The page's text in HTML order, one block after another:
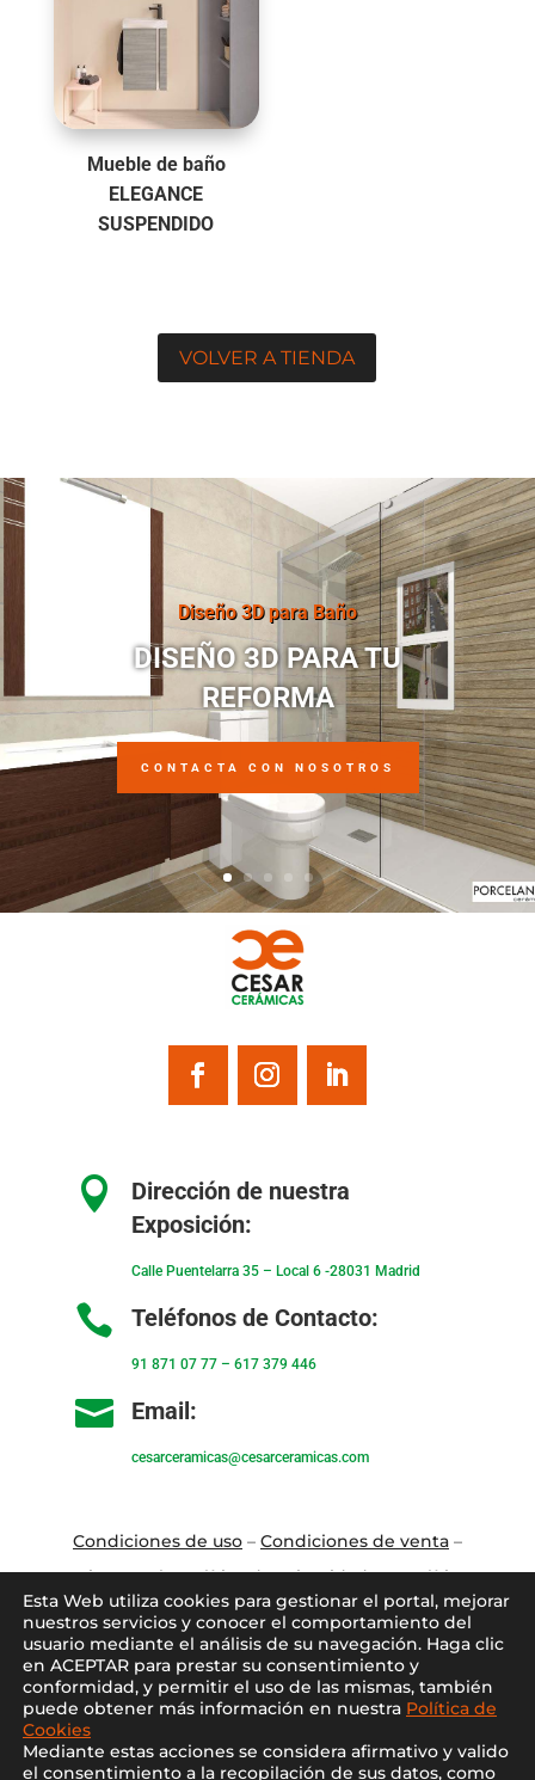
Mueble de baño
ELEGANCE
SUSPENDIDO
VOLVER A TIENDA
Diseño 3D para Baño
DISEÑO 3D PARA TU
REFORMA
CONTACTA CON NOSOTROS

Dirección de nuestra
Exposición:
Calle Puentelarra 35 – Local 6 -28031 Madrid
 Teléfonos de Contacto:
91 871 07 77– 617 379 446
 Email:
cesarceramicas@cesarceramicas.com
Condiciones de uso– Condiciones de venta–
Aviso Legal–Política de privacidad –Política
de cookies
Blog–Contacto–Conócenos –Mi Cuenta
Esta Web utiliza cookies para gestionar el portal, mejorar
nuestros servicios y conocer el comportamiento del
usuario mediante el análisis de su navegación. Haga clic
en ACEPTAR para prestar su consentimiento y
conformidad, y permitir el uso de las mismas, también
puede obtener más información en nuestra Política de
Cookies
Mediante estas acciones se considera afirmativo y valido
el consentimiento a la recopilación de sus datos, como